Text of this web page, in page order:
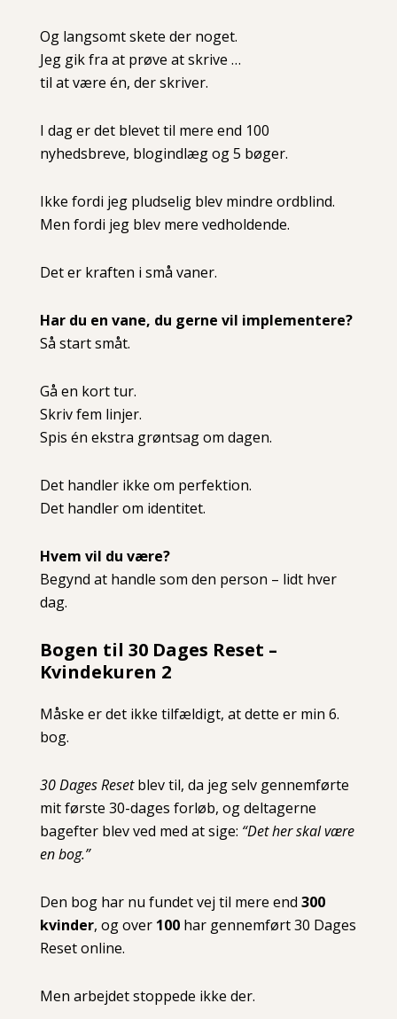
Og langsomt skete der noget.
Jeg gik fra at prøve at skrive …
til at være én, der skriver.
I dag er det blevet til mere end 100
nyhedsbreve, blogindlæg og 5 bøger.
Ikke fordi jeg pludselig blev mindre ordblind.
Men fordi jeg blev mere vedholdende.
Det er kraften i små vaner.
Har du en vane, du gerne vil implementere?
Så start småt.
Gå en kort tur.
Skriv fem linjer.
Spis én ekstra grøntsag om dagen.
Det handler ikke om perfektion.
Det handler om identitet.
Hvem vil du være?
Begynd at handle som den person – lidt hver
dag.
Bogen til 30 Dages Reset –
Kvindekuren 2
Måske er det ikke tilfældigt, at dette er min 6.
bog.
30 Dages Resetblev til, da jeg selv gennemførte
mit første 30-dages forløb, og deltagerne
bagefter blev ved med at sige: “Det her skal være
en bog.”
Den bog har nu fundet vej til mere end 300
kvinder, og over 100har gennemført 30 Dages
Reset online.
Men arbejdet stoppede ikke der.